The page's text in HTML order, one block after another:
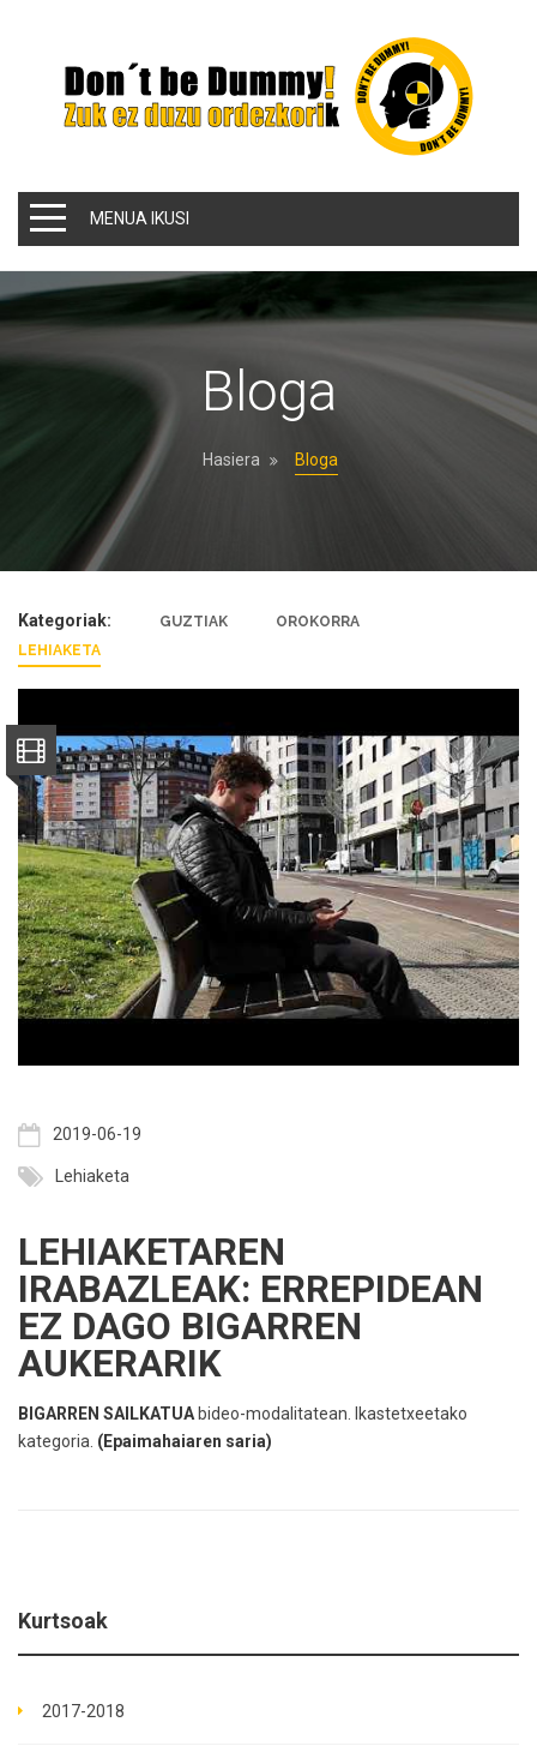
MENUA IKUSI
Bloga
Hasiera Bloga
Kategoriak: GUZTIAK
OROKORRA
LEHIAKETA
2019-06-19
Lehiaketa
LEHIAKETAREN
IRABAZLEAK: ERREPIDEAN
EZ DAGO BIGARREN
AUKERARIK
BIGARREN SAILKATUAbideo-modalitatean. Ikastetxeetako
kategoria. (Epaimahaiaren saria)
Kurtsoak
2017-2018